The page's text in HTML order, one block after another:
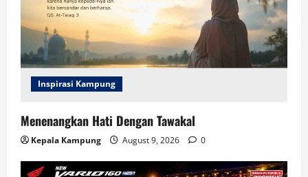
Inspirasi Kampung
Menenangkan Hati Dengan Tawakal
Kepala Kampung August 9, 2026 0